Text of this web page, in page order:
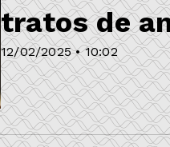
12/02/2025 • 10:02
tratos de